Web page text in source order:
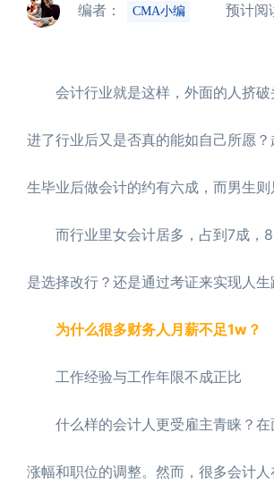
编者： CMA小编 预计阅
会计行业就是这样，外面的人挤破
进了行业后又是否真的能如自己所愿
生毕业后做会计的约有六成，而男生则
而行业里女会计居多，占到7成，
是选择改行？还是通过考证来实现人生
为什么很多财务人月薪不足1w？
工作经验与工作年限不成正比
什么样的会计人更受雇主青睐？在
涨幅和职位的调整。然而，很多会计